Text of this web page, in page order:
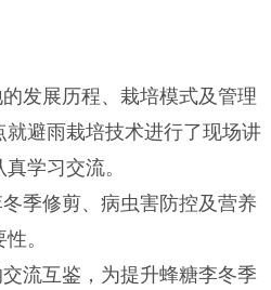
发展历程、栽培模式及管理
避雨栽培技术进行了现场讲
学习交流。
季修剪、病虫害防控及营养
。
流互鉴，为提升蜂糖李冬季